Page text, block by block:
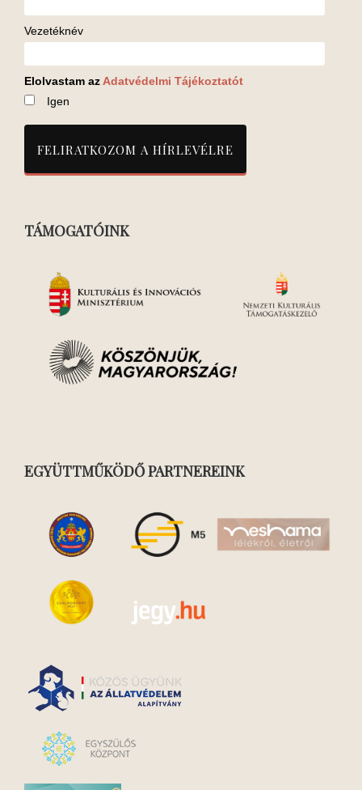
Vezetéknév
Elolvastam az Adatvédelmi Tájékoztatót
Igen
TÁMOGATÓINK
EGYÜTTMŰKÖDŐ PARTNEREINK